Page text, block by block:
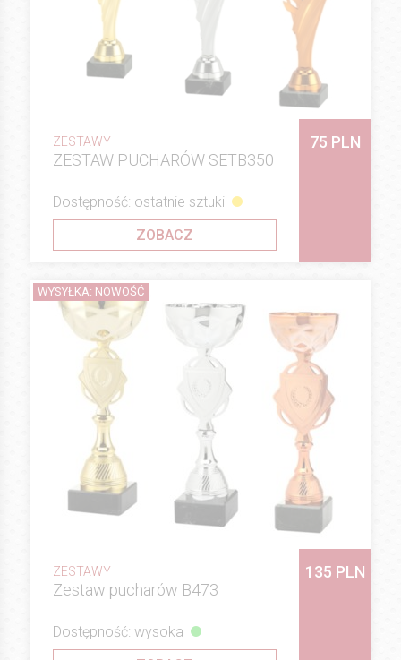
ZESTAWY
ZESTAW PUCHARÓW SETB350
75 PLN
Dostępność: ostatnie sztuki
ZOBACZ
ZESTAWY
Zestaw pucharów B473
135 PLN
Dostępność: wysoka
WYSYŁKA: NOWOŚĆ